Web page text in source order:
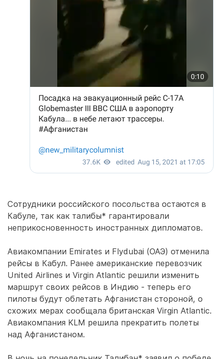
Сотрудники российского посольства остаются в
Кабуле, так как талибы* гарантировали
неприкосновенность иностранных дипломатов.
Авиакомпании Emirates и Flydubai (ОАЭ) отменила
рейсы в Кабул. Ранее американские перевозчик
United Airlines и Virgin Atlantic решили изменить
маршрут своих рейсов в Индию - теперь его
пилоты будут облетать Афганистан стороной, о
схожих мерах сообщала британская Virgin Atlantic.
Авиакомпания KLM решила прекратить полеты
над Афганистаном.